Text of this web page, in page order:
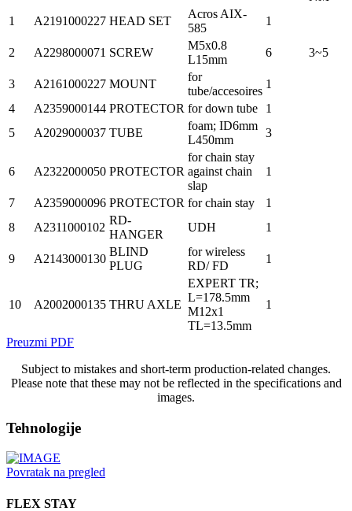
1
A2191000227 HEAD SET
Acros AIX-
585
1
2 A2298000071 SCREW
M5x0.8
L15mm
6 3~5
3 A2161000227 MOUNT
for
tube/accesoires
1
4
A2359000144 PROTECTOR for down tube
1
5
A2029000037 TUBE
foam; ID6mm
L450mm
3
6 A2322000050 PROTECTOR
for chain stay
against chain
slap
1
7 A2359000096 PROTECTOR for chain stay
1
8
A2311000102
RD-
HANGER
UDH 1
9 A2143000130
BLIND
PLUG
for wireless
RD/ FD
1
10 A2002000135 THRU AXLE
EXPERT TR;
L=178.5mm
M12x1
TL=13.5mm
1
Preuzmi PDF
Subject to mistakes and short-term production-related changes.
Please note that these may not be reflected in the specifications and
images.
Tehnologije
Povratak na pregled
FLEX STAY